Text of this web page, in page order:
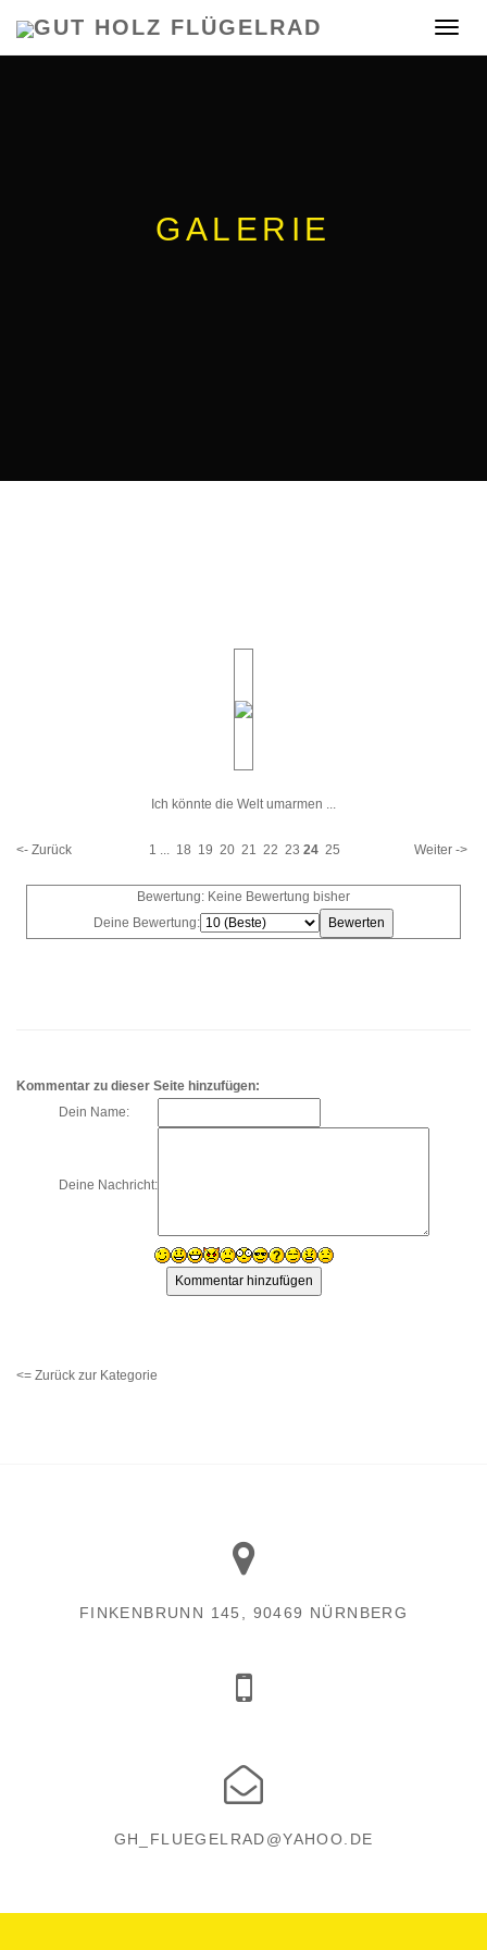
Toggle
GUT HOLZ FLÜGELRAD
GALERIE
Ich könnte die Welt umarmen ...
<- Zurück 1 ... 18 19 20 21 22 23 24 25 Weiter ->
Bewertung: Keine Bewertung bisher
Deine Bewertung:
Kommentar zu dieser Seite hinzufügen:
Dein Name:
Deine Nachricht:
<= Zurück zur Kategorie
FINKENBRUNN 145, 90469 NÜRNBERG
GH_FLUEGELRAD@YAHOO.DE